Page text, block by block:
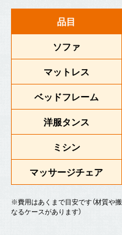
品目
ソファ
マットレス
ベッドフレーム
洋服タンス
ミシン
マッサージチェア
※費用はあくまで目安です（材質や
なるケースがあります）